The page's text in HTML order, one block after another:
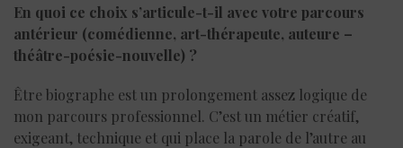
En quoi ce choix s’articule-t-il avec votre parcours
antérieur (comédienne, art-thérapeute, auteure –
théâtre-poésie-nouvelle) ?
Être biographe est un prolongement assez logique de
mon parcours professionnel. C’est un métier créatif,
exigeant, technique et qui place la parole de l’autre au